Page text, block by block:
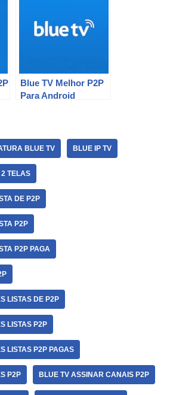
Blue TV Melhor P2P
Para Android
BLUE TV BLUE IP TV
2 TELAS
DE P2P
P2P
P2P PAGA
LISTAS DE P2P
LISTAS P2P
LISTAS P2P PAGAS
P2P BLUE TV ASSINAR CANAIS P2P